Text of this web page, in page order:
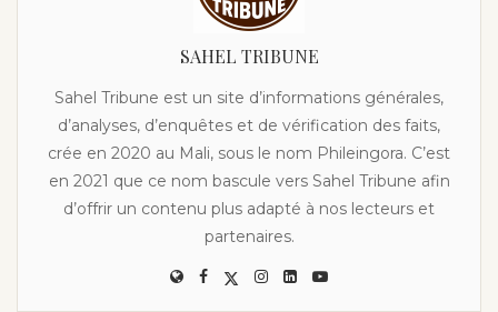
SAHEL TRIBUNE
Sahel Tribune est un site d’informations générales,
d’analyses, d’enquêtes et de vérification des faits,
crée en 2020 au Mali, sous le nom Phileingora. C’est
en 2021 que ce nom bascule vers Sahel Tribune afin
d’offrir un contenu plus adapté à nos lecteurs et
partenaires.